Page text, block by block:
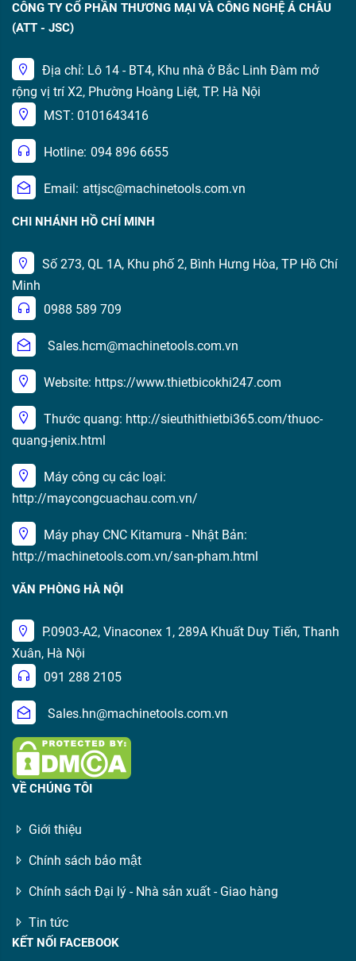
CÔNG TY CỔ PHẦN THƯƠNG MẠI VÀ CÔNG NGHỆ Á CHÂU
(ATT - JSC)
Địa chỉ: Lô 14 - BT4, Khu nhà ở Bắc Linh Đàm mở
rộng vị trí X2, Phường Hoàng Liệt, TP. Hà Nội
MST: 0101643416
Hotline: 094 896 6655
Email: attjsc@machinetools.com.vn
CHI NHÁNH HỒ CHÍ MINH
Số 273, QL 1A, Khu phố 2, Bình Hưng Hòa, TP Hồ Chí
Minh
0988 589 709
Sales.hcm@machinetools.com.vn
Website: https://www.thietbicokhi247.com
Thước quang: http://sieuthithietbi365.com/thuoc-
quang-jenix.html
Máy công cụ các loại:
http://maycongcuachau.com.vn/
Máy phay CNC Kitamura - Nhật Bản:
http://machinetools.com.vn/san-pham.html
VĂN PHÒNG HÀ NỘI
P.0903-A2, Vinaconex 1, 289A Khuất Duy Tiến, Thanh
Xuân, Hà Nội
091 288 2105
Sales.hn@machinetools.com.vn
VỀ CHÚNG TÔI
Giới thiệu
Chính sách bảo mật
Chính sách Đại lý - Nhà sản xuất - Giao hàng
Tin tức
KẾT NỐI FACEBOOK